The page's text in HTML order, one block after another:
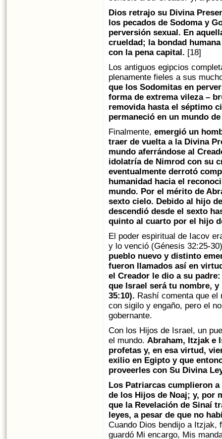
Dios retrajo su Divina
los pecados de Sodoma y
perversión sexual. En
crueldad; la bondad
con la pena capital. [18]
Los antiguos egipcios
plenamente fieles a sus
que los Sodomitas en
forma de extrema vileza –
removida hasta el séptimo
permaneció en un mundo
Finalmente, emergió un
traer de vuelta a la Divina
mundo aferrándose al
idolatría de Nimrod con su
eventualmente derrotó
humanidad hacia el
mundo. Por el mérito de
sexto cielo. Debido al hijo
descendió desde el sexto
quinto al cuarto por el hijo
El poder espiritual de Iacov
y lo venció (Génesis 32:25-
pueblo nuevo y distinto
fueron llamados así en
el Creador le dio a su
que Israel será tu nombre,
35:10). Rashí comenta que el
con sigilo y engaño, pero el
gobernante.
Con los Hijos de Israel, un
el mundo. Abraham, Itzjak e
profetas y, en esa virtud,
exilio en Egipto y que
proveerles con Su Divina
Los Patriarcas cumplieron
de los Hijos de Noaj; y, por
que la Revelación de Sinaí
leyes, a pesar de que no
Cuando Dios bendijo a Itzjak,
guardó Mi encargo, Mis